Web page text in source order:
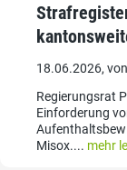
18.06.2026,
Regierungsrat
Einforderung
Misox.... mehr